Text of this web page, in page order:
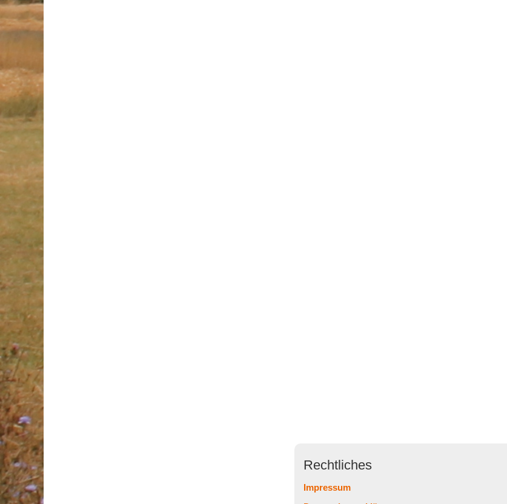
Rechtliches
Impressum